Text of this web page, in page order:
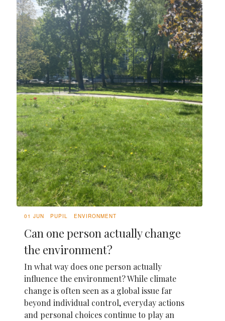
01 JUN PUPIL ENVIRONMENT
Can one person actually change
the environment?
In what way does one person actually
influence the environment? While climate
change is often seen as a global issue far
beyond individual control, everyday actions
and personal choices continue to play an